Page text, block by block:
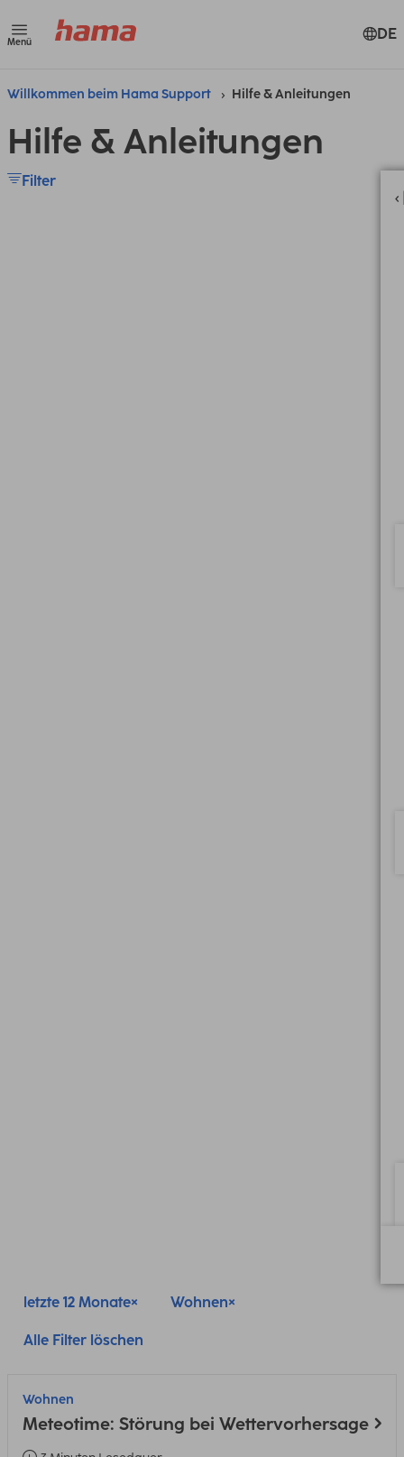
Menü DE
Willkommen beim Hama Support Hilfe & Anleitungen
Hilfe & Anleitungen
Filter
letzte 12 Monate Wohnen
Alle Filter löschen
Wohnen
Meteotime: Störung bei Wettervorhersage